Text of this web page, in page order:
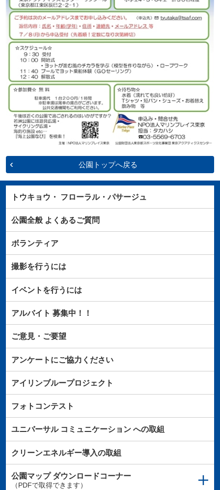
公園トップへ戻る
トウキョウ・ フローラル・パサージュ
公園全般よくあるご質問
ボランティア
撮影を行うには
イベントを行うには
アルバイト 募集中！！
ご意見・ご要望
アンケートにご協力ください
アイリンブループロジェクト
フォトコンテスト
ユニバーサルコミュニケーションへの取組
クリーンエネルギー導入の取組
公園マップダウンロードコーナー
（PDFで取得できます）